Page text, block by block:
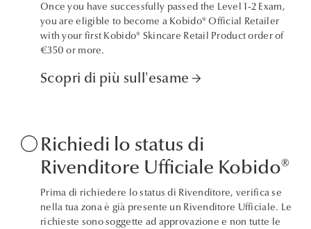
Once you have successfully passed the Level 1-2 Exam,
you are eligible to become a Kobido® Official Retailer
with your first Kobido® Skincare Retail Product order of
€350 or more.
Scopri di più sull'esame arrow_forward
circleRichiedi lo status di
Rivenditore Ufficiale Kobido®
Prima di richiedere lo status di Rivenditore, verifica se
nella tua zona è già presente un Rivenditore Ufficiale. Le
richieste sono soggette ad approvazione e non tutte le